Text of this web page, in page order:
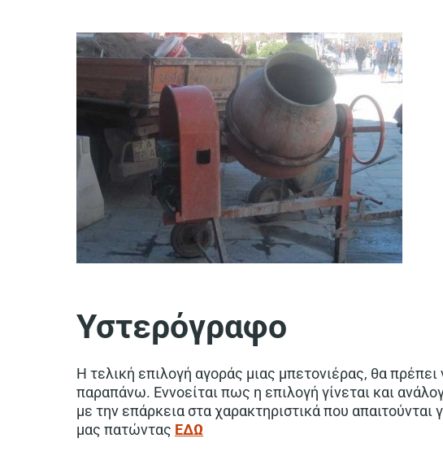
Υστερόγραφο
Η τελική επιλογή αγοράς μιας μπετονιέρας, θα
παραπάνω. Εννοείται πως η επιλογή γίνεται και
με την επάρκεια στα χαρακτηριστικά που
μας πατώντας ΕΔΩ